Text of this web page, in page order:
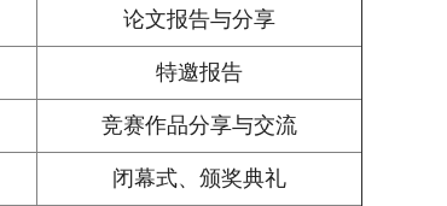
论文报告与分享
特邀报告
竞赛作品分享与交流
闭幕式、颁奖典礼